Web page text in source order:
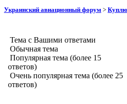
Украинский авиационный форум >
Тема с Вашими ответами
Обычная тема
Популярная тема (более 15
ответов)
Очень популярная тема (более 25
ответов)